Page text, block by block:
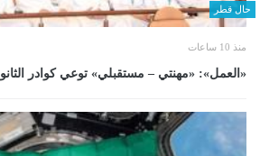
حال قطر
منذ 10 ساعات
«العمل»: «مهنتي – مستقبلي» توعي كوادر